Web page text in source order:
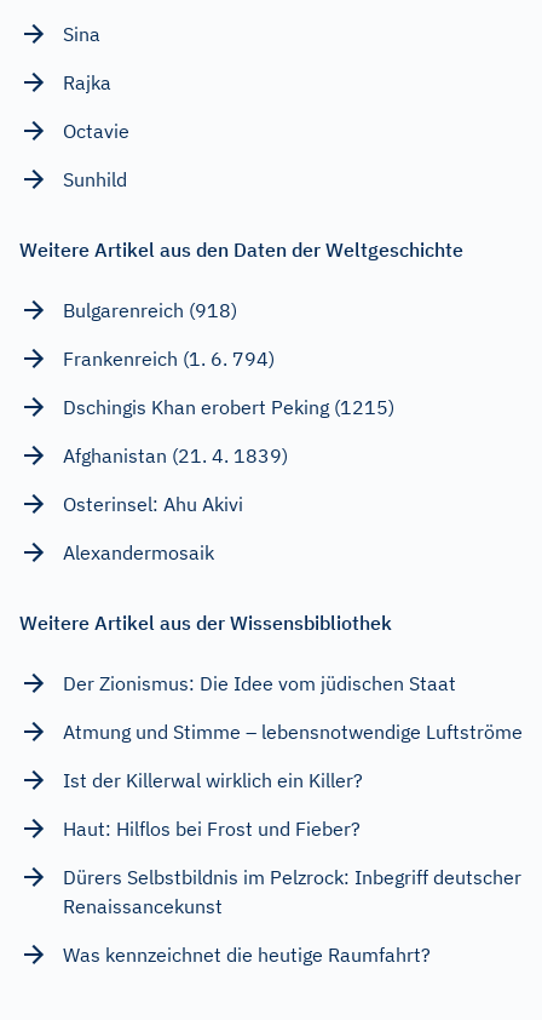
Sina
Rajka
Octavie
Sunhild
Weitere Artikel aus den Daten der Weltgeschichte
Bulgarenreich (918)
Frankenreich (1. 6. 794)
Dschingis Khan erobert Peking (1215)
Afghanistan (21. 4. 1839)
Osterinsel: Ahu Akivi
Alexandermosaik
Weitere Artikel aus der Wissensbibliothek
Der Zionismus: Die Idee vom jüdischen Staat
Atmung und Stimme – lebensnotwendige Luftströme
Ist der Killerwal wirklich ein Killer?
Haut: Hilflos bei Frost und Fieber?
Dürers Selbstbildnis im Pelzrock: Inbegriff deutscher
Renaissancekunst
Was kennzeichnet die heutige Raumfahrt?